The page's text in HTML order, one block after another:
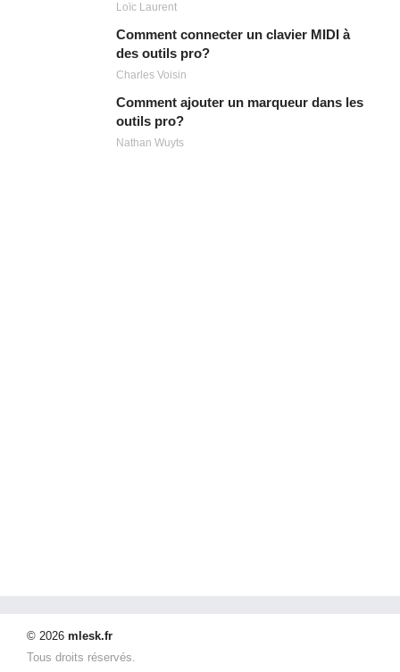
Loïc Laurent
Comment connecter un clavier MIDI à
des outils pro?
Charles Voisin
Comment ajouter un marqueur dans les
outils pro?
Nathan Wuyts
© 2026 mlesk.fr
Tous droits réservés.